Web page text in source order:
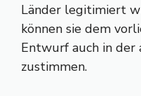
Länder legitimiert
können sie dem
Entwurf auch in der
zustimmen.